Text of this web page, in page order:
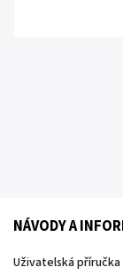
NÁVODY A
Uživatelská